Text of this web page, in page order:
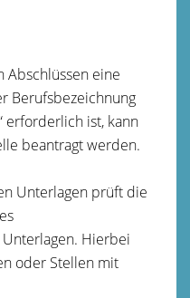
Abschlüssen eine
Berufsbezeichnung
erforderlich ist, kann
beantragt werden.
Unterlagen prüft die
Hierbei
oder Stellen mit